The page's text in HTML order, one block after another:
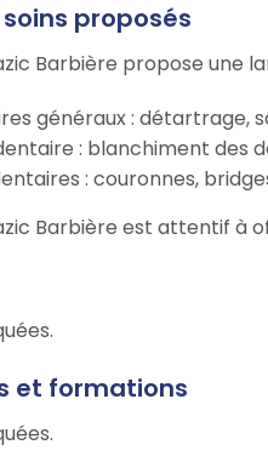
proposés
Barbière propose une
généraux : détartrage,
: blanchiment des
: couronnes,
Barbière est attentif à
et formations